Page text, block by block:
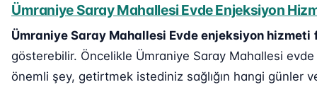
Ümraniye Saray Mahallesi Evde Enjeksiyon
Ümraniye Saray Mahallesi Evde enjeksiyon hizmeti
gösterebilir. Öncelikle Ümraniye Saray Mahallesi
önemli şey, getirtmek istediniz sağlığın hangi günler